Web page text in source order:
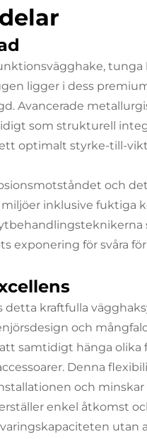
tunga
ligger i dess
Avancerade
som strukturell
optimalt styrke-till-
och
inklusive fuktiga
exponering för svåra
kraftfulla
och
samtidigt hänga olika
Denna
och minskar
enkel åtkomst